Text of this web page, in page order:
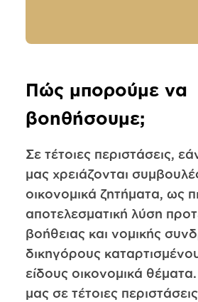
Πώς μπορούμε να
βοηθήσουμε;
Σε τέτοιες περιστάσεις,
μας χρειάζονται
οικονομικά ζητήματα, ως
αποτελεσματική λύση
βοήθειας και νομικής
δικηγόρους
είδους οικονομικά
μας σε τέτοιες